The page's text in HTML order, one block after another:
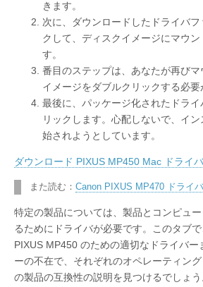
きます。
次に、ダウンロードしたドライバ
クして、ディスクイメージにマウン
す。
番目のステップは、あなたが再び
イメージをダブルクリックする必要
最後に、パッケージ化されたドラ
リックします。心配しないで、イ
始されようとしています。
ダウンロード PIXUS MP450 Mac ドライバ
また読む： Canon PIXUS MP470 ドライバ
特定の製品については、製品とコンピュ
るためにドライバが必要です。このタブ
PIXUS MP450 のための適切なドライバ
ーの不在で、それぞれのオペレーティン
の製品の互換性の説明を見つけるでしょう